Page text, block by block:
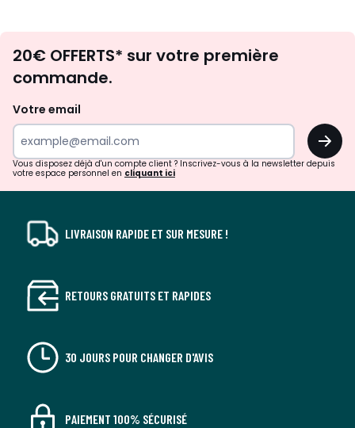
d'inspirations
surprises?
20€ OFFERTS* sur votre première
commande.
Votre email
OK
Vous disposez déjà d'un compte client ? Inscrivez-vous à la newsletter depuis
votre espace personnel en cliquant ici
LIVRAISON RAPIDE ET SUR MESURE !
RETOURS GRATUITS ET RAPIDES
30 JOURS POUR CHANGER D'AVIS
PAIEMENT 100% SÉCURISÉ